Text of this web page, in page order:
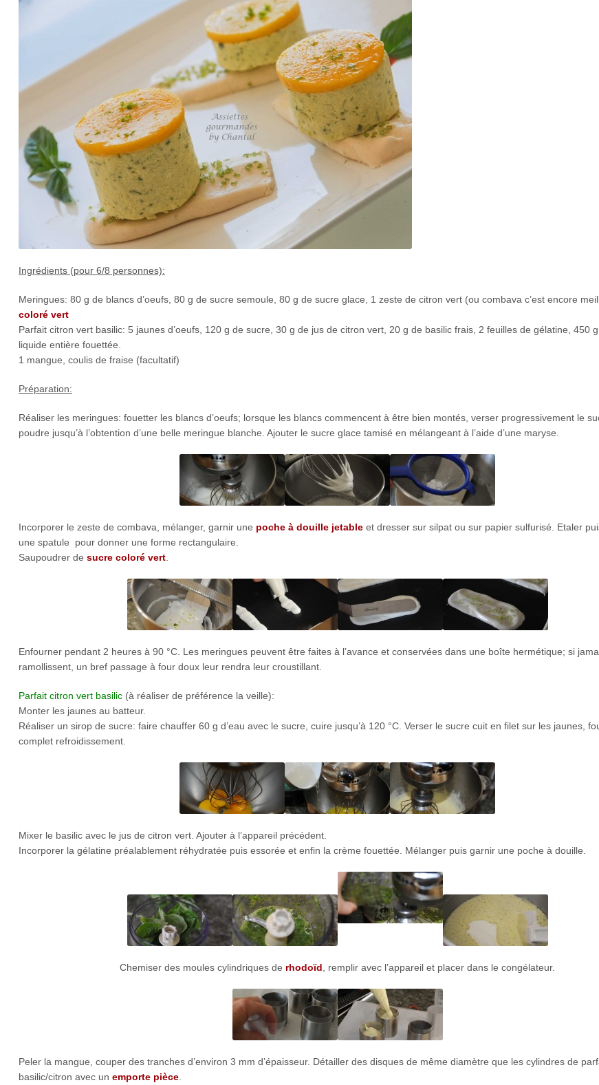
Ingrédients (pour 6/8 personnes):
Meringues: 80 g de blancs d’oeufs, 80 g de sucre semoule, 80 g de sucre glace, 1 zeste de citron vert (ou combava c’est encore
coloré vert
Parfait citron vert basilic: 5 jaunes d’oeufs, 120 g de sucre, 30 g de jus de citron vert, 20 g de basilic frais, 2 feuilles de gélatine, 450
liquide entière fouettée.
1 mangue, coulis de fraise (facultatif)
Préparation:
Réaliser les meringues: fouetter les blancs d’oeufs; lorsque les blancs commencent à être bien montés, verser progressivement le
poudre jusqu’à l’obtention d’une belle meringue blanche. Ajouter le sucre glace tamisé en mélangeant à l’aide d’une maryse.
Incorporer le zeste de combava, mélanger, garnir une poche à douille jetableet dresser sur silpat ou sur papier sulfurisé. Etaler
une spatule pour donner une forme rectangulaire.
Saupoudrer de sucre coloré vert.
Enfourner pendant 2 heures à 90 °C. Les meringues peuvent être faites à l’avance et conservées dans une boîte hermétique; si
ramollissent, un bref passage à four doux leur rendra leur croustillant.
Parfait citron vert basilic (à réaliser de préférence la veille):
Monter les jaunes au batteur.
Réaliser un sirop de sucre: faire chauffer 60 g d’eau avec le sucre, cuire jusqu’à 120 °C. Verser le sucre cuit en filet sur les jaunes,
complet refroidissement.
Mixer le basilic avec le jus de citron vert. Ajouter à l’appareil précédent.
Incorporer la gélatine préalablement réhydratée puis essorée et enfin la crème fouettée. Mélanger puis garnir une poche à douille.
Chemiser des moules cylindriques de rhodoïd, remplir avec l’appareil et placer dans le congélateur.
Peler la mangue, couper des tranches d’environ 3 mm d’épaisseur. Détailler des disques de même diamètre que les cylindres de
basilic/citron avec un emporte pièce.